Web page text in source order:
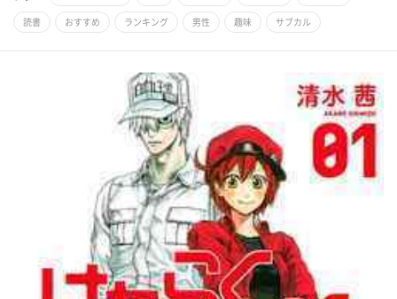
読書 おすすめ ランキング 男性 趣味 サブカル